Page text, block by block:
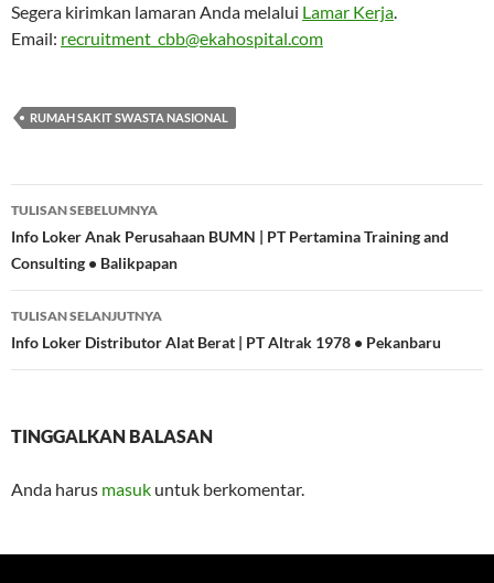
Segera kirimkan lamaran Anda melalui Lamar Kerja.
Email: recruitment_cbb@ekahospital.com
RUMAH SAKIT SWASTA NASIONAL
Navigasi
Tulisan
TULISAN SEBELUMNYA
Info Loker Anak Perusahaan BUMN | PT Pertamina Training and
Consulting • Balikpapan
TULISAN SELANJUTNYA
Info Loker Distributor Alat Berat | PT Altrak 1978 • Pekanbaru
TINGGALKAN BALASAN
Anda harus masuk untuk berkomentar.